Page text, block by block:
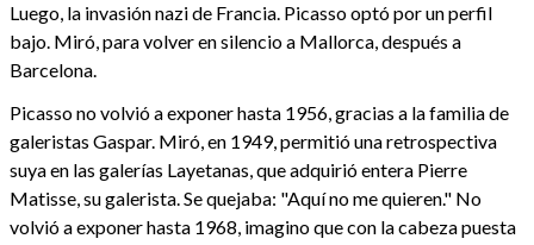
Luego, la invasión nazi de Francia. Picasso optó por un perfil
bajo. Miró, para volver en silencio a Mallorca, después a
Barcelona.
Picasso no volvió a exponer hasta 1956, gracias a la familia de
galeristas Gaspar. Miró, en 1949, permitió una retrospectiva
suya en las galerías Layetanas, que adquirió entera Pierre
Matisse, su galerista. Se quejaba: "Aquí no me quieren." No
volvió a exponer hasta 1968, imagino que con la cabeza puesta